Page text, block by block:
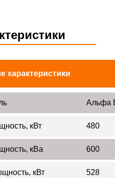
характеристики
Альфа
кВт 480
кВа 600
кВт 528